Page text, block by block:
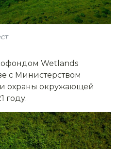
Wetlands
с Министерством
охраны окружающей
году.